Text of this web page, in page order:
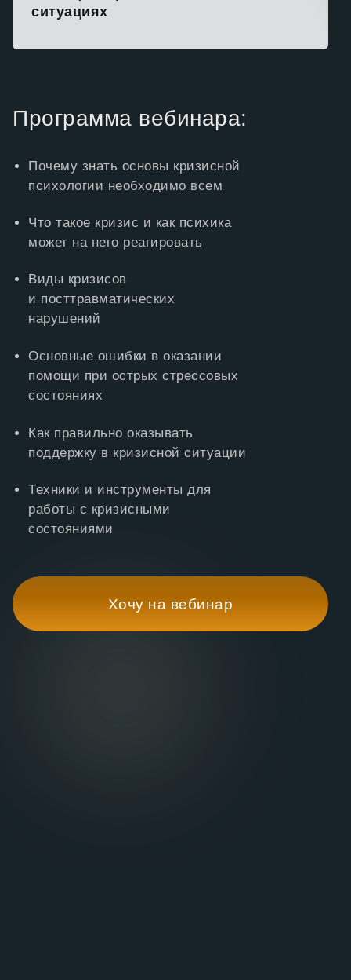
ситуациях
Программа вебинара:
Почему знать основы кризисной
психологии необходимо всем
Что такое кризис и как психика
может на него реагировать
Виды кризисов
и посттравматических
нарушений
Основные ошибки в оказании
помощи при острых стрессовых
состояниях
Как правильно оказывать
поддержку в кризисной ситуации
Техники и инструменты для
работы с кризисными
состояниями
Хочу на вебинар